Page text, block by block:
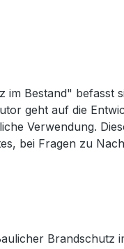
im Bestand"
geht auf die
Verwendung.
bei Fragen zu